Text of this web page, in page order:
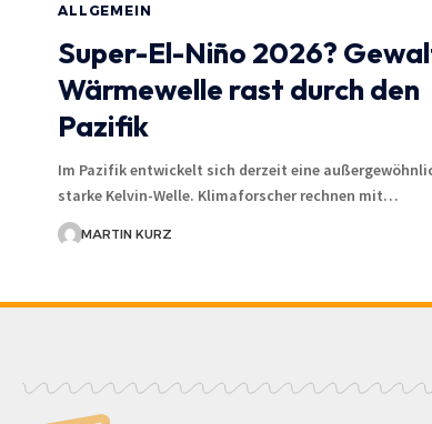
ALLGEMEIN
Super-El-Niño 2026?
Wärmewelle rast durch den
Pazifik
Im Pazifik entwickelt sich derzeit eine
starke Kelvin-Welle. Klimaforscher rechnen mit…
MARTIN KURZ